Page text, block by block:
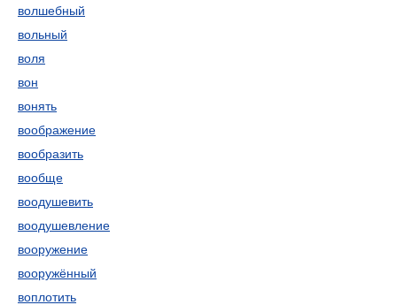
волшебный
вольный
воля
вон
вонять
воображение
вообразить
вообще
воодушевить
воодушевление
вооружение
вооружённый
воплотить